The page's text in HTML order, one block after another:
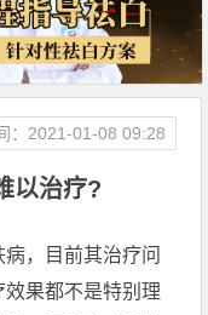
以治疗?
：2021-01-08 09:28
，目前其治疗问
果都不是特别理